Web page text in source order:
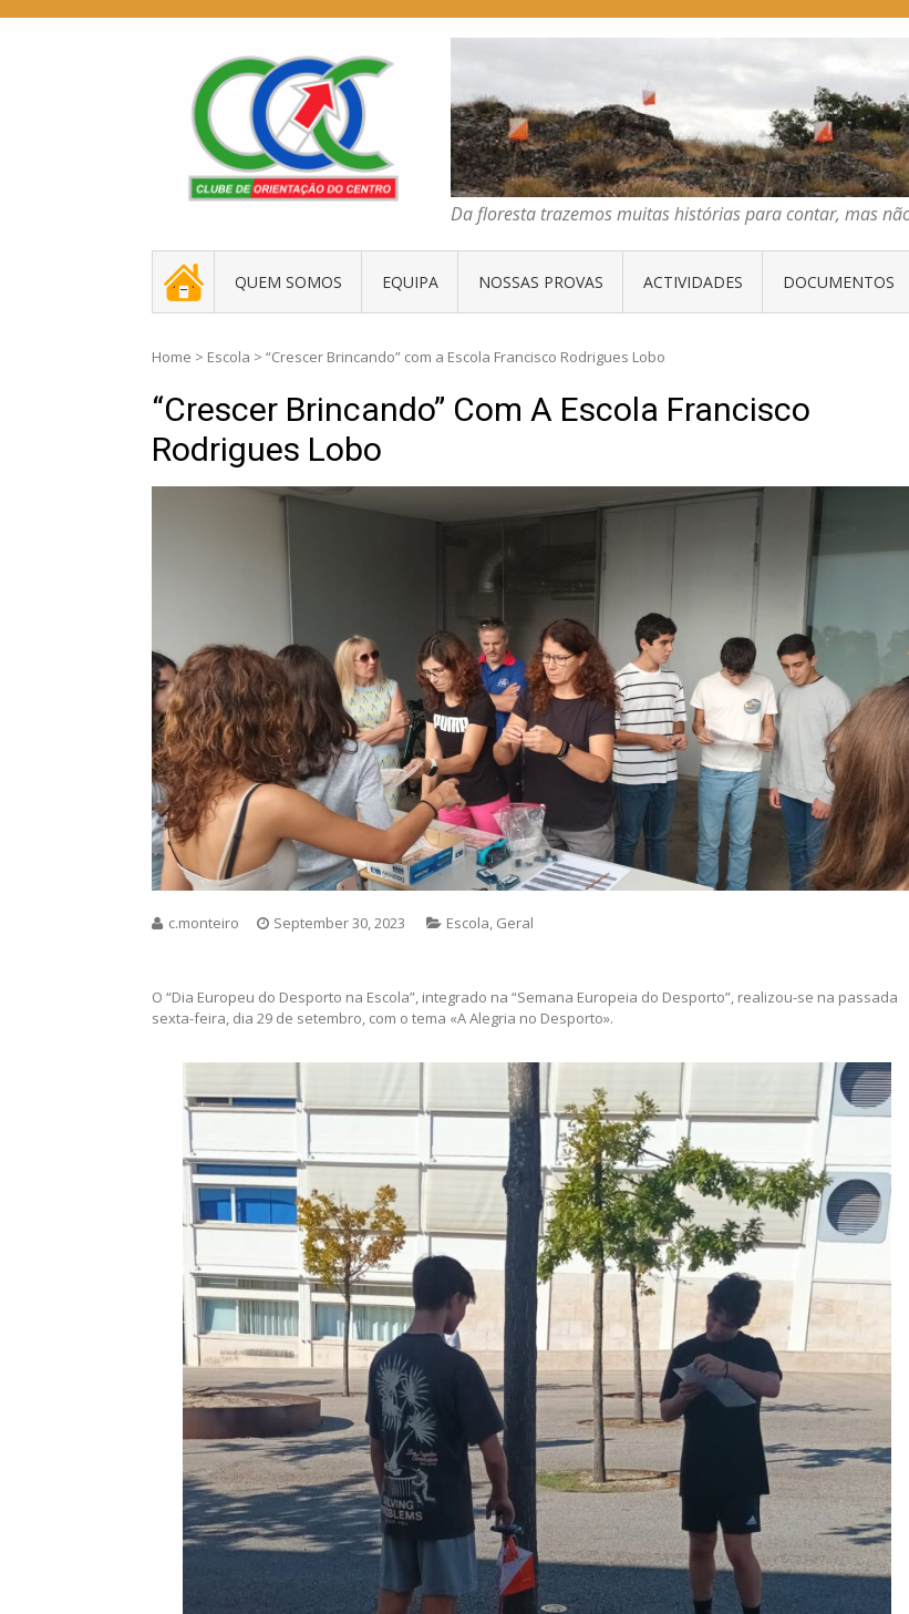
COC – CLUBE DE ORIENTAÇÃO DO CENTRO
Da floresta trazemos muitas histórias para contar, mas não deixamos mais
Da floresta trazemos muitas histórias para contar, mas
. _ . QUEM SOMOS EQUIPA NOSSAS PROVAS ACTIVIDADES DOCUMENTOS
Home > Escola > “Crescer Brincando” com a Escola Francisco Rodrigues Lobo
“Crescer Brincando” Com A Escola Francisco
Rodrigues Lobo
c.monteiro September 30, 2023 Escola, Geral
O “Dia Europeu do Desporto na Escola”, integrado na “Semana Europeia do Desporto”, realizou-se na passada
sexta-feira, dia 29 de setembro, com o tema «A Alegria no Desporto».